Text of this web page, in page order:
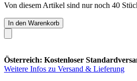
Von diesem Artikel sind nur noch 40
In den Warenkorb
Österreich: Kostenloser
Weitere Infos zu Versand & Lieferung